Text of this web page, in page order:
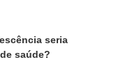
seria
saúde?